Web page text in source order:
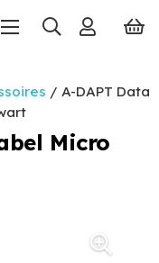
/ A-DAPT Data
Micro